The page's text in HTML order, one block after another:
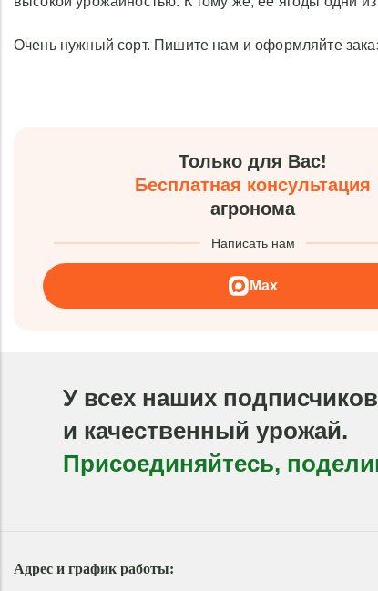
Очень нужный сорт. Пишите нам и оформляйте
Только для Вас!
Бесплатная консультация
агронома
Написать нам
Max
У всех наших
и качественный урожай.
Присоединяйтесь,
Адрес и график работы: